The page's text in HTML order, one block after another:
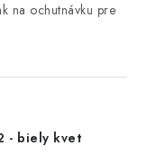
na ochutnávku pre
- biely kvet